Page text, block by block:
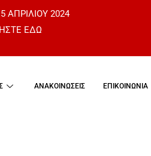
ΑΠΡΙΛΙΟΥ 2024
ΕΔΩ
ΑΝΑΚΟΙΝΩΣΕΙΣ ΕΠΙΚΟΙΝΩΝΙΑ